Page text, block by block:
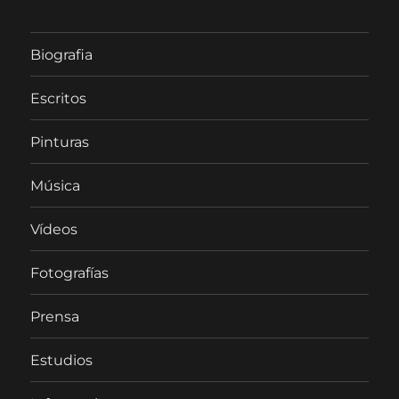
Biografia
Escritos
Pinturas
Música
Vídeos
Fotografías
Prensa
Estudios